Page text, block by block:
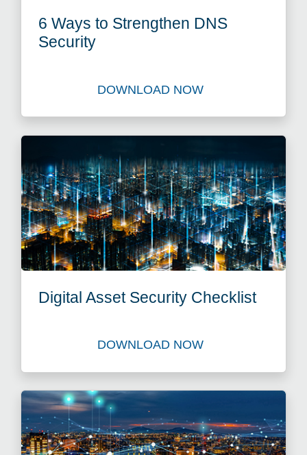
6 Ways to Strengthen DNS
Security
DOWNLOAD NOW
Download 6 Ways to
Digital Asset Security Checklist
DOWNLOAD NOW
Download Digital Asset